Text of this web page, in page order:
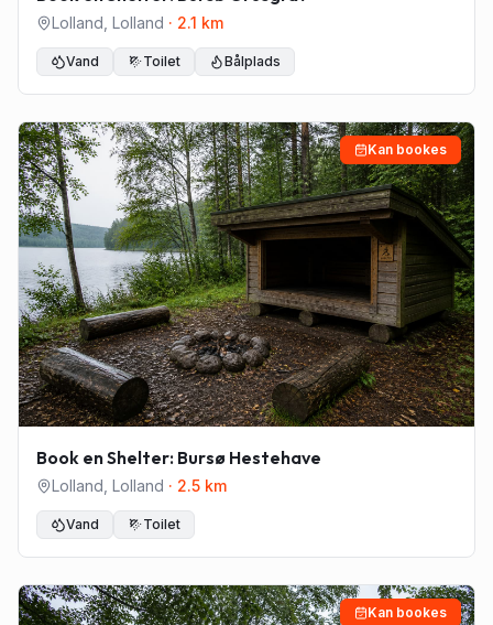
Lolland Lolland · 2.1 km
Vand Toilet Bålplads
Kan bookes
Book en Shelter: Bursø Hestehave
Lolland Lolland · 2.5 km
Vand Toilet
Kan bookes